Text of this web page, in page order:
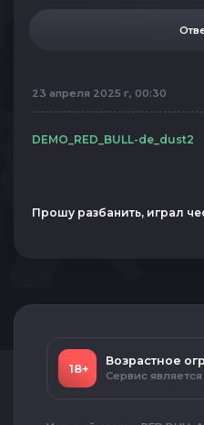
23 апреля 2025 г, 00:30
DEMO_RED_BULL-de_dust2
Прошу разбанить, играл
18+
Возрастное
Сервис